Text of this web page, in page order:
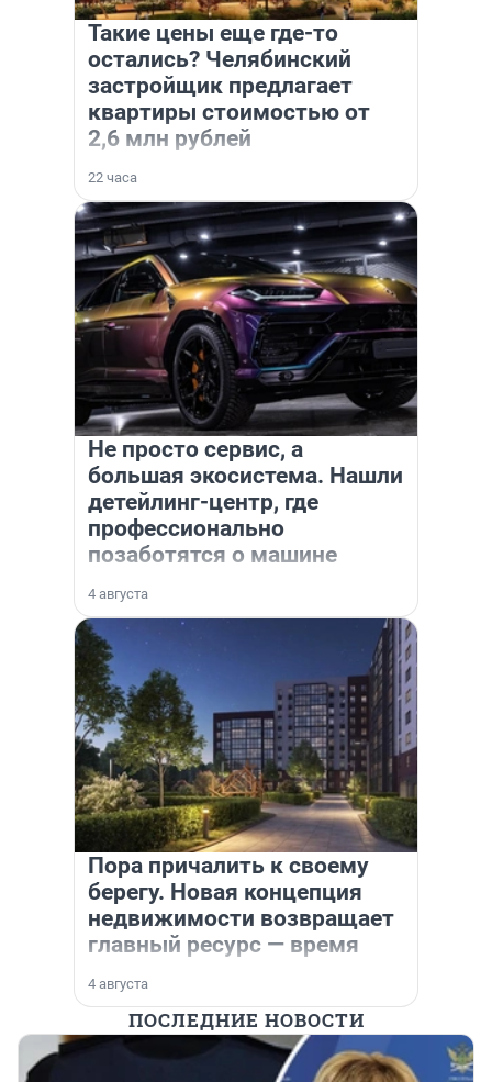
Такие цены еще где-то
остались? Челябинский
застройщик предлагает
квартиры стоимостью от
2,6 млн рублей
22 часа
Не просто сервис, а
большая экосистема. Нашли
детейлинг-центр, где
профессионально
позаботятся о машине
4 августа
Пора причалить к своему
берегу. Новая концепция
недвижимости возвращает
главный ресурс — время
4 августа
ПОСЛЕДНИЕ НОВОСТИ